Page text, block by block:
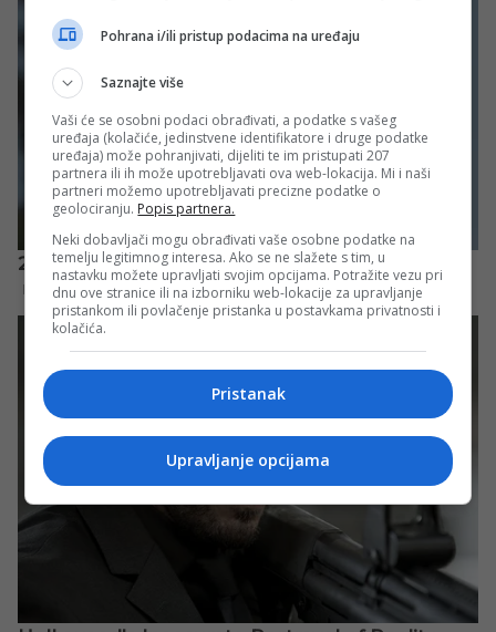
Pohrana i/ili pristup podacima na uređaju
Saznajte više
Vaši će se osobni podaci obrađivati, a podatke s vašeg
uređaja (kolačiće, jedinstvene identifikatore i druge podatke
uređaja) može pohranjivati, dijeliti te im pristupati 207
partnera ili ih može upotrebljavati ova web-lokacija. Mi i naši
partneri možemo upotrebljavati precizne podatke o
geolociranju. Popis partnera.
Neki dobavljači mogu obrađivati vaše osobne podatke na
temelju legitimnog interesa. Ako se ne slažete s tim, u
nastavku možete upravljati svojim opcijama. Potražite vezu pri
dnu ove stranice ili na izborniku web-lokacije za upravljanje
pristankom ili povlačenje pristanka u postavkama privatnosti i
kolačića.
Pristanak
Upravljanje opcijama